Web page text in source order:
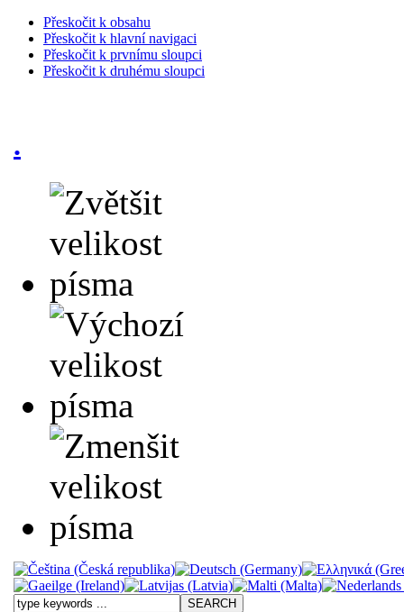
Přeskočit k obsahu
Přeskočit k hlavní navigaci
Přeskočit k prvnímu sloupci
Přeskočit k druhému sloupci
.